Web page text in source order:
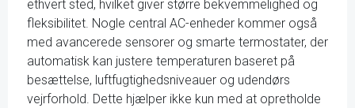
ethvert sted, hvilket giver større bekvemmelighed og
fleksibilitet. Nogle central AC-enheder kommer også
med avancerede sensorer og smarte termostater, der
automatisk kan justere temperaturen baseret på
besættelse, luftfugtighedsniveauer og udendørs
vejrforhold. Dette hjælper ikke kun med at opretholde